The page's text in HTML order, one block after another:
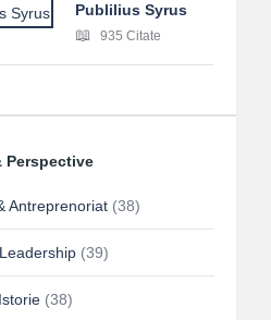
Publilius Syrus
935 Citate
Perspective
Antreprenoriat (38)
(39)
(38)